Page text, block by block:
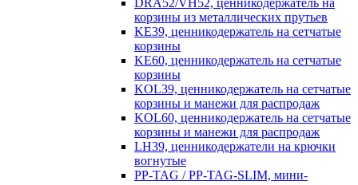
DRA52/VH52, ценникодержатель на
корзины из металлических прутьев
KE39, ценникодержатель на сетчатые
корзины
KE60, ценникодержатель на сетчатые
корзины
KOL39, ценникодержатель на сетчатые
корзины и манежи для распродаж
KOL60, ценникодержатель на сетчатые
корзины и манежи для распродаж
LH39, ценникодержатели на крючки
вогнутые
PP-TAG / PP-TAG-SLIM, мини-